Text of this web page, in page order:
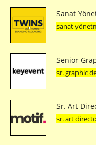
Sanat
sanat
Senior
sr. graphic
Sr. Art
sr. art